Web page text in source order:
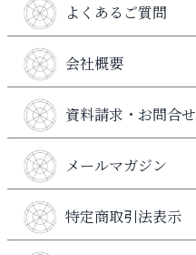
よくあるご質問
会社概要
資料請求・お問合せ
メールマガジン
特定商取引法表示